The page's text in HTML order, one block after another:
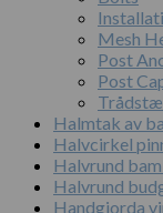
Mesh
Post
Post
Halmtak av
Halvcirkel
Halvrund
Halvrund
Handgjorda